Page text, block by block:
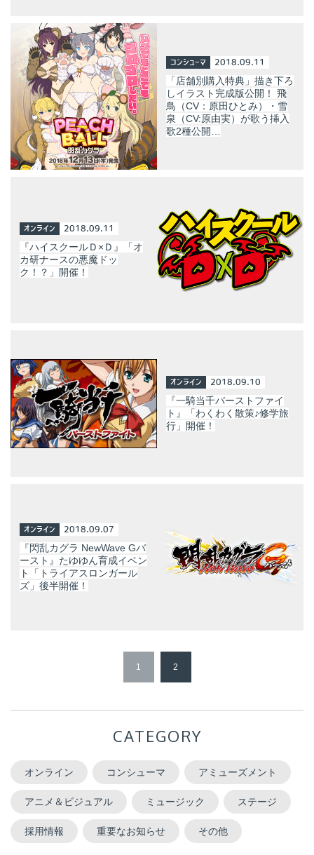
コンシューマ 2018.09.11
「店舗別購入特典」描き下ろ
しイラスト完成版公開！ 飛
鳥（CV：原田ひとみ）・雪
泉（CV:原由実）が歌う挿入
歌2種公開…
オンライン 2018.09.11
『ハイスクールＤ×Ｄ』「オ
カ研ナースの悪魔ドッ
ク！？」開催！
オンライン 2018.09.10
『一騎当千バーストファイ
ト』「わくわく散策♪修学旅
行」開催！
オンライン 2018.09.07
『閃乱カグラ NewWave Gバ
ースト』たゆゆん育成イベン
ト「トライアスロンガール
ズ」後半開催！
1 2
CATEGORY
オンライン コンシューマ アミューズメント
アニメ＆ビジュアル ミュージック ステージ
採用情報 重要なお知らせ その他